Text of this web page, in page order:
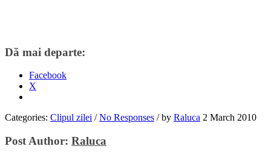
Dă mai departe:
Facebook
X
Categories: Clipul zilei / No Responses /by Raluca 2 March 2010
Post Author: Raluca